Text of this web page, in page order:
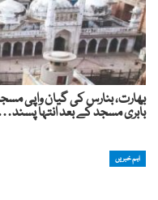
بھارت، بنارس کی گیان واپی
بابری مسجد کے بعد انتہا
اہم خبریں